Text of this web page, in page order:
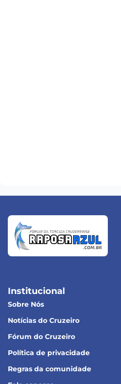
Institucional
Sobre Nós
Notícias do Cruzeiro
Fórum do Cruzeiro
Política de privacidade
Regras da comunidade